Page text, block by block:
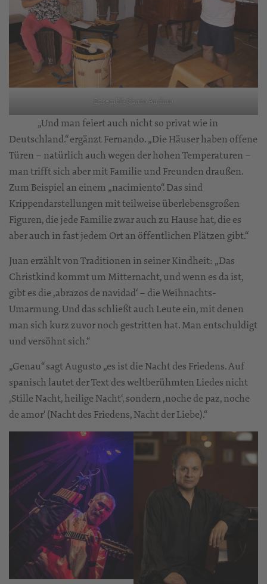
Ensemble Canto Andino
„Und man feiert auch nicht so privat wie in
Deutschland.“ ergänzt Fernando. „Die Häuser haben offene
Türen – natürlich auch wegen der hohen Temperaturen –
man trifft sich aber mit Familie und Freunden draußen.
Zum Beispiel an einem „nacimiento“. Das sind
Krippendarstellungen mit teilweise überlebensgroßen
Figuren, die jede Familie zwar auch zu Hause hat, die es
aber auch in fast jedem Ort an öffentlichen Plätzen gibt.“
Juan erzählt von Traditionen in seiner Kindheit: „Das
Christkind kommt um Mitternacht, und wenn es da ist,
gibt es die ,abrazos de navidad‘ – die Weihnachts-
Umarmung. Und das schließt auch Leute ein, mit denen
man sich kurz zuvor noch gestritten hat. Man entschuldigt
und versöhnt sich.“
„Genau“ sagt Augusto „es ist die Nacht des Friedens. Auf
spanisch lautet der Text des weltberühmten Liedes nicht
,Stille Nacht, heilige Nacht‘, sondern ,noche de paz, noche
de amor‘ (Nacht des Friedens, Nacht der Liebe).“